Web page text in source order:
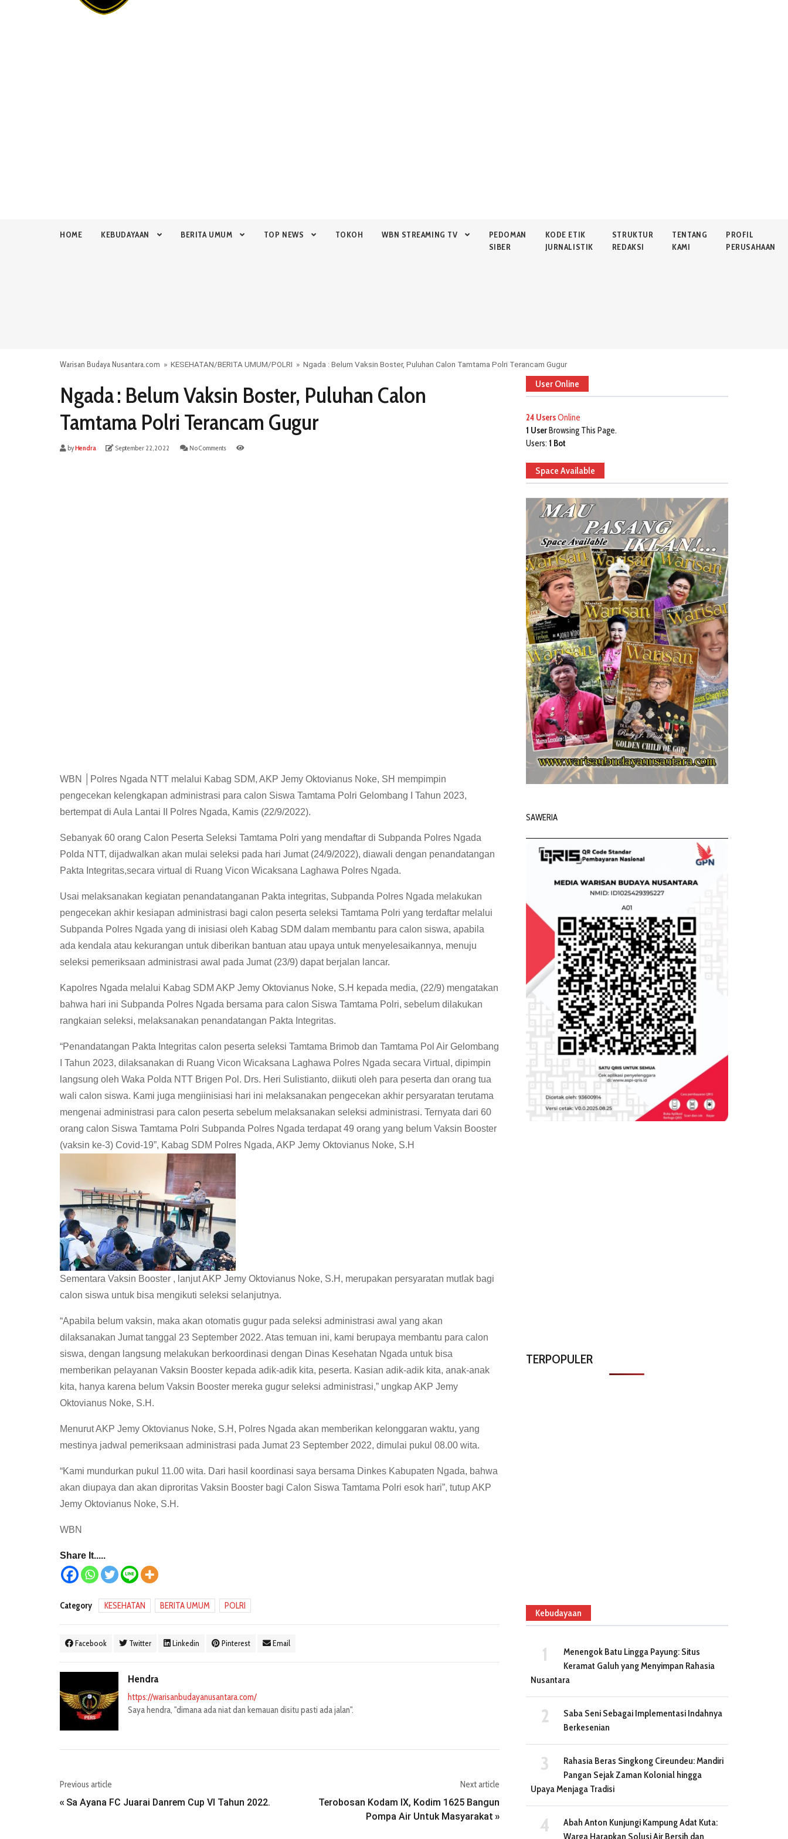
HOME KEBUDAYAAN BERITA UMUM TOP NEWS TOKOH WBN STREAMING TV
PEDOMAN
SIBER
KODE ETIK
JURNALISTIK
STRUKTUR
REDAKSI
TENTANG
KAMI
PROFIL
PERUSAHAAN
Warisan Budaya Nusantara.com » KESEHATAN/BERITA UMUM/POLRI » Ngada : Belum Vaksin Boster, Puluhan Calon Tamtama Polri Terancam Gugur
Ngada : Belum Vaksin Boster, Puluhan Calon
Tamtama Polri Terancam Gugur
byHendra September 22, 2022 No Comments
WBN │Polres Ngada NTT melalui Kabag SDM, AKP Jemy Oktovianus Noke, SH mempimpin
pengecekan kelengkapan administrasi para calon Siswa Tamtama Polri Gelombang I Tahun 2023,
bertempat di Aula Lantai II Polres Ngada, Kamis (22/9/2022).
Sebanyak 60 orang Calon Peserta Seleksi Tamtama Polri yang mendaftar di Subpanda Polres Ngada
Polda NTT, dijadwalkan akan mulai seleksi pada hari Jumat (24/9/2022), diawali dengan penandatangan
Pakta Integritas,secara virtual di Ruang Vicon Wicaksana Laghawa Polres Ngada.
Usai melaksanakan kegiatan penandatanganan Pakta integritas, Subpanda Polres Ngada melakukan
pengecekan akhir kesiapan administrasi bagi calon peserta seleksi Tamtama Polri yang terdaftar melalui
Subpanda Polres Ngada yang di inisiasi oleh Kabag SDM dalam membantu para calon siswa, apabila
ada kendala atau kekurangan untuk diberikan bantuan atau upaya untuk menyelesaikannya, menuju
seleksi pemeriksaan administrasi awal pada Jumat (23/9) dapat berjalan lancar.
Kapolres Ngada melalui Kabag SDM AKP Jemy Oktovianus Noke, S.H kepada media, (22/9) mengatakan
bahwa hari ini Subpanda Polres Ngada bersama para calon Siswa Tamtama Polri, sebelum dilakukan
rangkaian seleksi, melaksanakan penandatangan Pakta Integritas.
“Penandatangan Pakta Integritas calon peserta seleksi Tamtama Brimob dan Tamtama Pol Air Gelombang
I Tahun 2023, dilaksanakan di Ruang Vicon Wicaksana Laghawa Polres Ngada secara Virtual, dipimpin
langsung oleh Waka Polda NTT Brigen Pol. Drs. Heri Sulistianto, diikuti oleh para peserta dan orang tua
wali calon siswa. Kami juga mengiinisiasi hari ini melaksanakan pengecekan akhir persyaratan terutama
mengenai administrasi para calon peserta sebelum melaksanakan seleksi administrasi. Ternyata dari 60
orang calon Siswa Tamtama Polri Subpanda Polres Ngada terdapat 49 orang yang belum Vaksin Booster
(vaksin ke-3) Covid-19”, Kabag SDM Polres Ngada, AKP Jemy Oktovianus Noke, S.H
Sementara Vaksin Booster , lanjut AKP Jemy Oktovianus Noke, S.H, merupakan persyaratan mutlak bagi
calon siswa untuk bisa mengikuti seleksi selanjutnya.
“Apabila belum vaksin, maka akan otomatis gugur pada seleksi administrasi awal yang akan
dilaksanakan Jumat tanggal 23 September 2022. Atas temuan ini, kami berupaya membantu para calon
siswa, dengan langsung melakukan berkoordinasi dengan Dinas Kesehatan Ngada untuk bisa
memberikan pelayanan Vaksin Booster kepada adik-adik kita, peserta. Kasian adik-adik kita, anak-anak
kita, hanya karena belum Vaksin Booster mereka gugur seleksi administrasi,” ungkap AKP Jemy
Oktovianus Noke, S.H.
Menurut AKP Jemy Oktovianus Noke, S.H, Polres Ngada akan memberikan kelonggaran waktu, yang
mestinya jadwal pemeriksaan administrasi pada Jumat 23 September 2022, dimulai pukul 08.00 wita.
“Kami mundurkan pukul 11.00 wita. Dari hasil koordinasi saya bersama Dinkes Kabupaten Ngada, bahwa
akan diupaya dan akan diproritas Vaksin Booster bagi Calon Siswa Tamtama Polri esok hari”, tutup AKP
Jemy Oktovianus Noke, S.H.
WBN
Share It.....
Category KESEHATAN BERITA UMUM POLRI
Facebook Twitter Linkedin Pinterest Email
Hendra
https://warisanbudayanusantara.com/
Saya hendra, "dimana ada niat dan kemauan disitu pasti ada jalan".
Previous article
« Sa Ayana FC Juarai Danrem Cup VI Tahun 2022.
Next article
Terobosan Kodam IX, Kodim 1625 Bangun
Pompa Air Untuk Masyarakat »
User Online
24 UsersOnline
1 UserBrowsing This Page.
Users: 1 Bot
Space Available
SAWERIA
TERPOPULER
Kebudayaan
Menengok Batu Lingga Payung: Situs
Keramat Galuh yang Menyimpan Rahasia
Nusantara
Saba Seni Sebagai Implementasi Indahnya
Berkesenian
Rahasia Beras Singkong Cireundeu: Mandiri
Pangan Sejak Zaman Kolonial hingga
Upaya Menjaga Tradisi
Abah Anton Kunjungi Kampung Adat Kuta:
Warga Harapkan Solusi Air Bersih dan